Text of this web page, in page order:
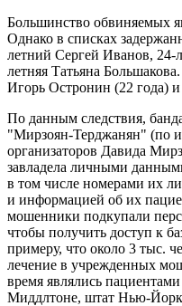
Большинство обвиняемых
Однако в списках
летний Сергей Иванов, 24-
летняя Татьяна
Игорь Остронин (22 года)
По данным следствия,
"Мирзоян-Терджанян" (по
организаторов Давида
завладела личными
в том числе номерами их
и информацией об их
мошенники подкупали
чтобы получить доступ к
примеру, что около 3 тыс.
лечение в учрежденных
время являлись
Миддлтоне, штат Нью-